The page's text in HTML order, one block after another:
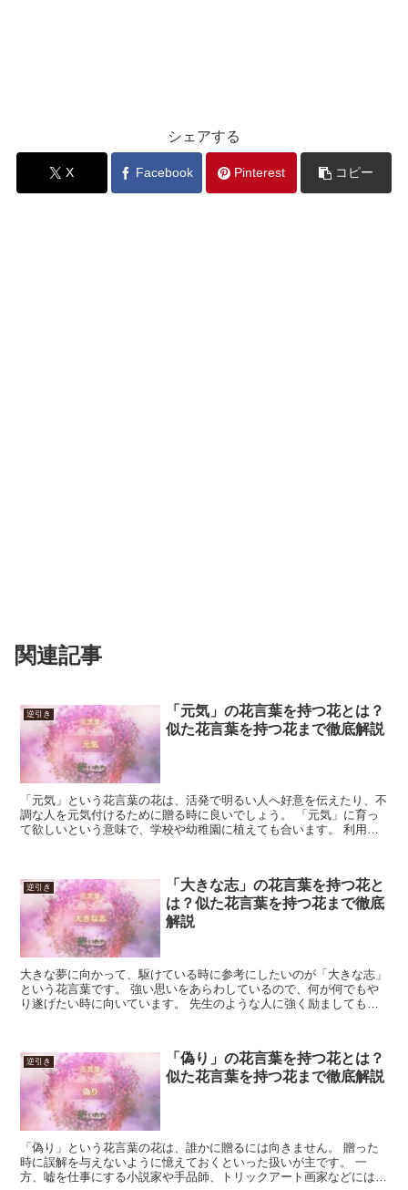
シェアする
X Facebook Pinterest コピー
関連記事
逆引き
「元気」の花言葉を持つ花とは？
似た花言葉を持つ花まで徹底解説
「元気」という花言葉の花は、活発で明るい人へ好意を伝えたり、不
調な人を元気付けるために贈る時に良いでしょう。 「元気」に育っ
て欲しいという意味で、学校や幼稚園に植えても合います。 利用場
逆引き
「大きな志」の花言葉を持つ花と
は？似た花言葉を持つ花まで徹底
解説
大きな夢に向かって、駆けている時に参考にしたいのが「大きな志」
という花言葉です。 強い思いをあらわしているので、何が何でもや
り遂げたい時に向いています。 先生のような人に強く励ましてもら
逆引き
「偽り」の花言葉を持つ花とは？
似た花言葉を持つ花まで徹底解説
「偽り」という花言葉の花は、誰かに贈るには向きません。 贈った
時に誤解を与えないように憶えておくといった扱いが主です。 一
方、嘘を仕事にする小説家や手品師、トリックアート画家などには喜